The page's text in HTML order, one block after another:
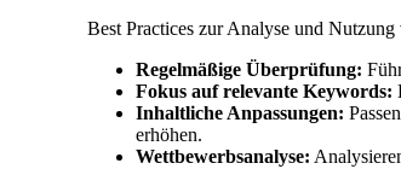
Best Practices zur Analyse und
Regelmäßige Überprüfung:
Fokus auf relevante Keywords:
Inhaltliche Anpassungen:
erhöhen.
Wettbewerbsanalyse: